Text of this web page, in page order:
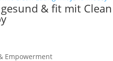
& fit mit Clean